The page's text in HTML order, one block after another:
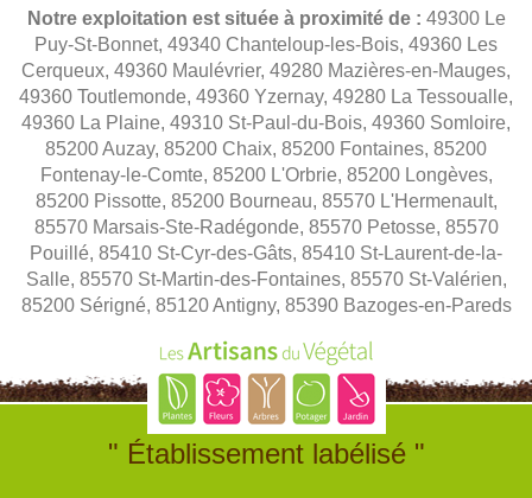
Notre exploitation est située à proximité de : 49300 Le
Puy-St-Bonnet, 49340 Chanteloup-les-Bois, 49360 Les
Cerqueux, 49360 Maulévrier, 49280 Mazières-en-Mauges,
49360 Toutlemonde, 49360 Yzernay, 49280 La Tessoualle,
49360 La Plaine, 49310 St-Paul-du-Bois, 49360 Somloire,
85200 Auzay, 85200 Chaix, 85200 Fontaines, 85200
Fontenay-le-Comte, 85200 L'Orbrie, 85200 Longèves,
85200 Pissotte, 85200 Bourneau, 85570 L'Hermenault,
85570 Marsais-Ste-Radégonde, 85570 Petosse, 85570
Pouillé, 85410 St-Cyr-des-Gâts, 85410 St-Laurent-de-la-
Salle, 85570 St-Martin-des-Fontaines, 85570 St-Valérien,
85200 Sérigné, 85120 Antigny, 85390 Bazoges-en-Pareds
" Établissement labélisé "